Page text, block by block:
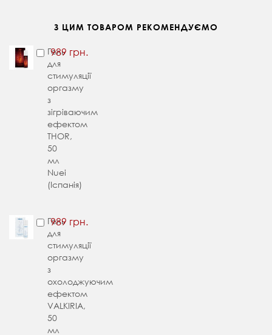
З ЦИМ ТОВАРОМ РЕКОМЕНДУЄМО
Гель
для
стимуляції
оргазму
з
зігріваючим
ефектом
THOR,
50
мл
Nuei
(Іспанія)
989 грн.
Гель
для
стимуляції
оргазму
з
охолоджуючим
ефектом
VALKIRIA,
50
мл
989 грн.